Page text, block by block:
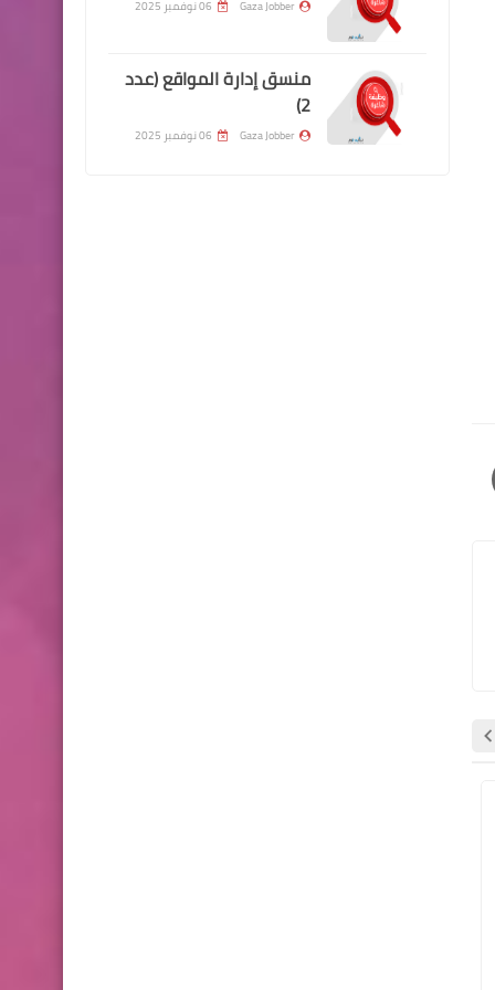
Gaza Jobber 06 نوفمبر 2025
منسق إدارة المواقع (عدد
2)
Gaza Jobber 06 نوفمبر 2025